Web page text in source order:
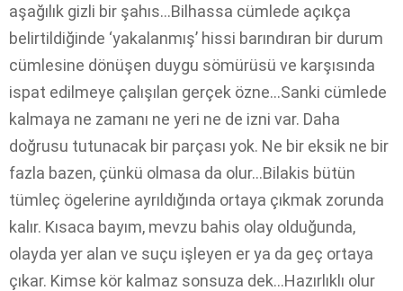
aşağılık gizli bir şahıs…Bilhassa cümlede açıkça
belirtildiğinde ‘yakalanmış’ hissi barındıran bir durum
cümlesine dönüşen duygu sömürüsü ve karşısında
ispat edilmeye çalışılan gerçek özne…Sanki cümlede
kalmaya ne zamanı ne yeri ne de izni var. Daha
doğrusu tutunacak bir parçası yok. Ne bir eksik ne bir
fazla bazen, çünkü olmasa da olur…Bilakis bütün
tümleç ögelerine ayrıldığında ortaya çıkmak zorunda
kalır. Kısaca bayım, mevzu bahis olay olduğunda,
olayda yer alan ve suçu işleyen er ya da geç ortaya
çıkar. Kimse kör kalmaz sonsuza dek…Hazırlıklı olur